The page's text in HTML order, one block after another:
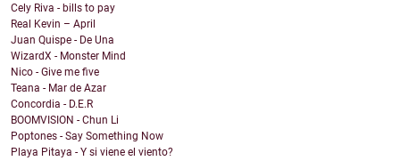
Cely Riva - bills to pay
Real Kevin – April
Juan Quispe - De Una
WizardX - Monster Mind
Nico - Give me five
Teana - Mar de Azar
Concordia - D.E.R
BOOMVISION - Chun Li
Poptones - Say Something Now
Playa Pitaya - Y si viene el viento?